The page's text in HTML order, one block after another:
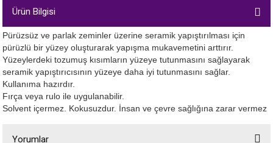
Ürün Bilgisi
Pürüzsüz ve parlak zeminler üzerine seramik yapıştırılması için
pürüzlü bir yüzey oluşturarak yapışma mukavemetini arttırır.
Yüzeylerdeki tozumuş kısımların yüzeye tutunmasını sağlayarak
seramik yapıştırıcısının yüzeye daha iyi tutunmasını sağlar.
Kullanıma hazırdır.
Fırça veya rulo ile uygulanabilir.
Solvent içermez. Kokusuzdur. İnsan ve çevre sağlığına zarar vermez
Yorumlar